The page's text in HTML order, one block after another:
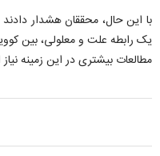
با این حال، محققان هشدار
یک رابطه علت و معلولی، بین
مطالعات بیشتری در این زمینه